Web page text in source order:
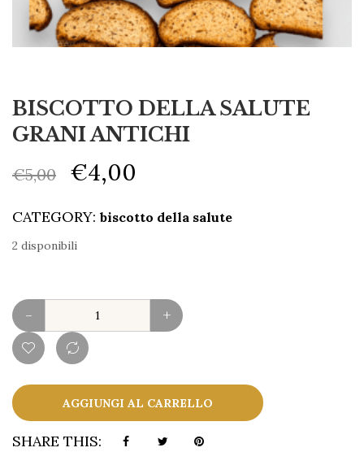
BISCOTTO DELLA SALUTE
GRANI ANTICHI
€5,00 €4,00
CATEGORY: biscotto della salute
2 disponibili
- +
AGGIUNGI AL CARRELLO
SHARE THIS: